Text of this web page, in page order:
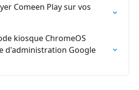
Comeen Play sur vos
kiosque ChromeOS
d'administration Google